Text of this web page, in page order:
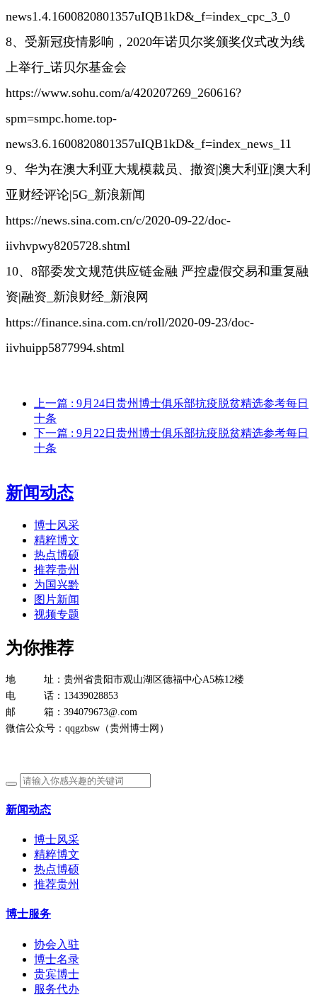
news1.4.1600820801357uIQB1kD&_f=index_cpc_3_0
8、受新冠疫情影响，2020年诺贝尔奖颁奖仪式改为线
上举行_诺贝尔基金会
https://www.sohu.com/a/420207269_260616?
spm=smpc.home.top-
news3.6.1600820801357uIQB1kD&_f=index_news_11
9、华为在澳大利亚大规模裁员、撤资|澳大利亚|澳大利
亚财经评论|5G_新浪新闻
https://news.sina.com.cn/c/2020-09-22/doc-
iivhvpwy8205728.shtml
10、8部委发文规范供应链金融 严控虚假交易和重复融
资|融资_新浪财经_新浪网
https://finance.sina.com.cn/roll/2020-09-23/doc-
iivhuipp5877994.shtml
上一篇 : 9月24日贵州博士俱乐部抗疫脱贫精选参考每日
十条
下一篇 : 9月22日贵州博士俱乐部抗疫脱贫精选参考每日
十条
新闻动态
博士风采
精粹博文
热点博硕
推荐贵州
为国兴黔
图片新闻
视频专题
为你推荐
地 址：贵州省贵阳市观山湖区德福中心A5栋12楼
电 话：13439028853
邮 箱：394079673@.com
微信公众号：qqgzbsw（贵州博士网）
新闻动态
博士风采
精粹博文
热点博硕
推荐贵州
博士服务
协会入驻
博士名录
贵宾博士
服务代办